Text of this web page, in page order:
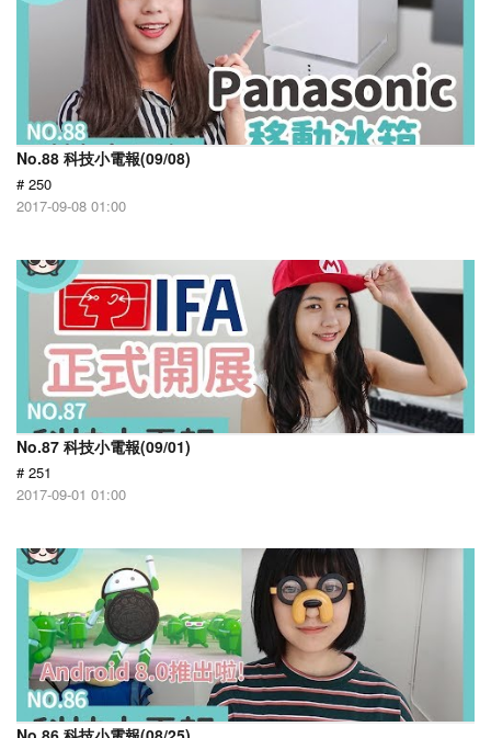
No.88 科技小電報(09/08)
# 250
2017-09-08 01:00
No.87 科技小電報(09/01)
# 251
2017-09-01 01:00